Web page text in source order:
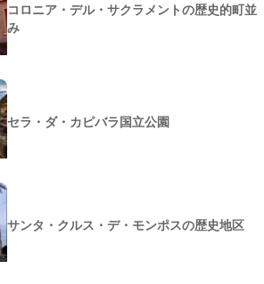
コロニア・デル・サクラメントの歴史的町並
み
セラ・ダ・カピバラ国立公園
サンタ・クルス・デ・モンポスの歴史地区